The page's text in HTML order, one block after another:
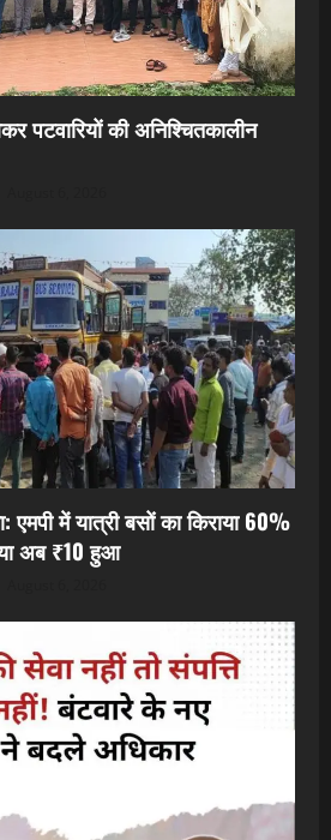
पटवारियों की अनिश्चितकालीन
में यात्री बसों का किराया 60%
अब ₹10 हुआ